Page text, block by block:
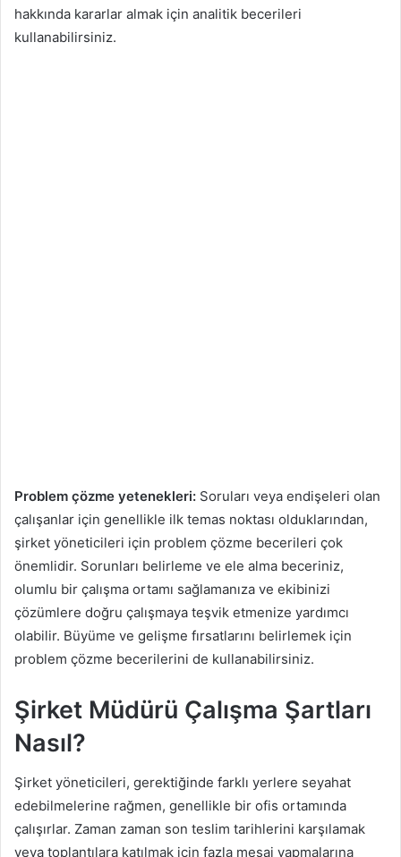
hakkında kararlar almak için analitik becerileri
kullanabilirsiniz.
Problem çözme yetenekleri: Soruları veya endişeleri olan
çalışanlar için genellikle ilk temas noktası olduklarından,
şirket yöneticileri için problem çözme becerileri çok
önemlidir. Sorunları belirleme ve ele alma beceriniz,
olumlu bir çalışma ortamı sağlamanıza ve ekibinizi
çözümlere doğru çalışmaya teşvik etmenize yardımcı
olabilir. Büyüme ve gelişme fırsatlarını belirlemek için
problem çözme becerilerini de kullanabilirsiniz.
Şirket Müdürü Çalışma Şartları
Nasıl?
Şirket yöneticileri, gerektiğinde farklı yerlere seyahat
edebilmelerine rağmen, genellikle bir ofis ortamında
çalışırlar. Zaman zaman son teslim tarihlerini karşılamak
veya toplantılara katılmak için fazla mesai yapmalarına